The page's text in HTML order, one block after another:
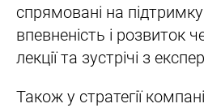
спрямовані на
впевненість і розвиток
лекції та зустрічі з
Також у стратегії